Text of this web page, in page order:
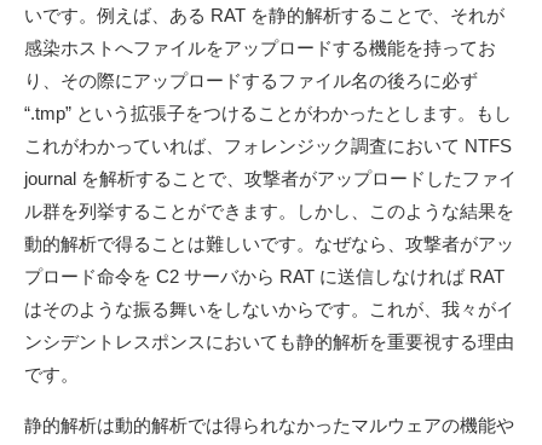
いです。例えば、ある RAT を静的解析することで、それが
感染ホストへファイルをアップロードする機能を持ってお
り、その際にアップロードするファイル名の後ろに必ず
“.tmp” という拡張子をつけることがわかったとします。もし
これがわかっていれば、フォレンジック調査において NTFS
journal を解析することで、攻撃者がアップロードしたファイ
ル群を列挙することができます。しかし、このような結果を
動的解析で得ることは難しいです。なぜなら、攻撃者がアッ
プロード命令を C2 サーバから RAT に送信しなければ RAT
はそのような振る舞いをしないからです。これが、我々がイ
ンシデントレスポンスにおいても静的解析を重要視する理由
です。
静的解析は動的解析では得られなかったマルウェアの機能や